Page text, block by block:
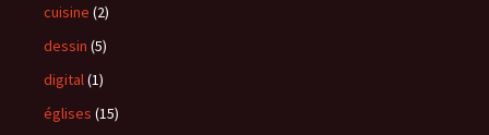
cuisine (2)
dessin (5)
digital(1)
églises (15)